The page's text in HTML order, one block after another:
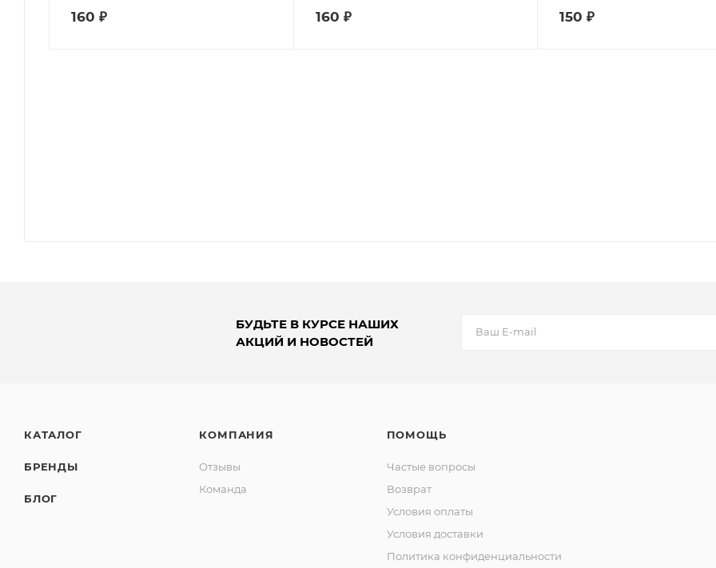
160 ₽ 160 ₽ 150 ₽
БУДЬТЕ В КУРСЕ НАШИХ
АКЦИЙ И НОВОСТЕЙ
КАТАЛОГ
БРЕНДЫ
БЛОГ
КОМПАНИЯ
Отзывы
Команда
ПОМОЩЬ
Частые вопросы
Возврат
Условия оплаты
Условия доставки
Политика конфиденциальности